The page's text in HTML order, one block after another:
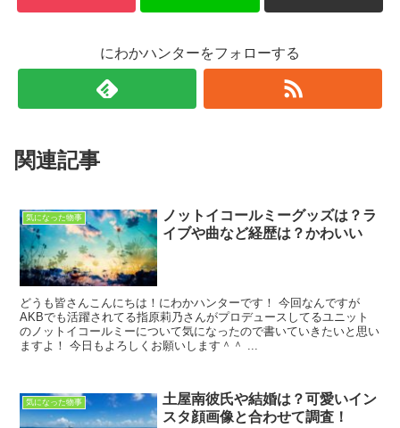
にわかハンターをフォローする
関連記事
気になった物事
ノットイコールミーグッズは？ラ
イブや曲など経歴は？かわいい
どうも皆さんこんにちは！にわかハンターです！ 今回なんですが
AKBでも活躍されてる指原莉乃さんがプロデュースしてるユニット
のノットイコールミーについて気になったので書いていきたいと思い
ますよ！ 今日もよろしくお願いします＾＾ ...
気になった物事
土屋南彼氏や結婚は？可愛いイン
スタ顔画像と合わせて調査！